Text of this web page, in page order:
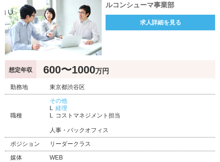
ルコンシューマ事業部
求人詳細を見る
想定年収 600〜1000万円
勤務地 東京都渋谷区
職種
その他
経理
コストマネジメント担当
人事・バックオフィス
ポジション
リーダークラス
媒体
WEB